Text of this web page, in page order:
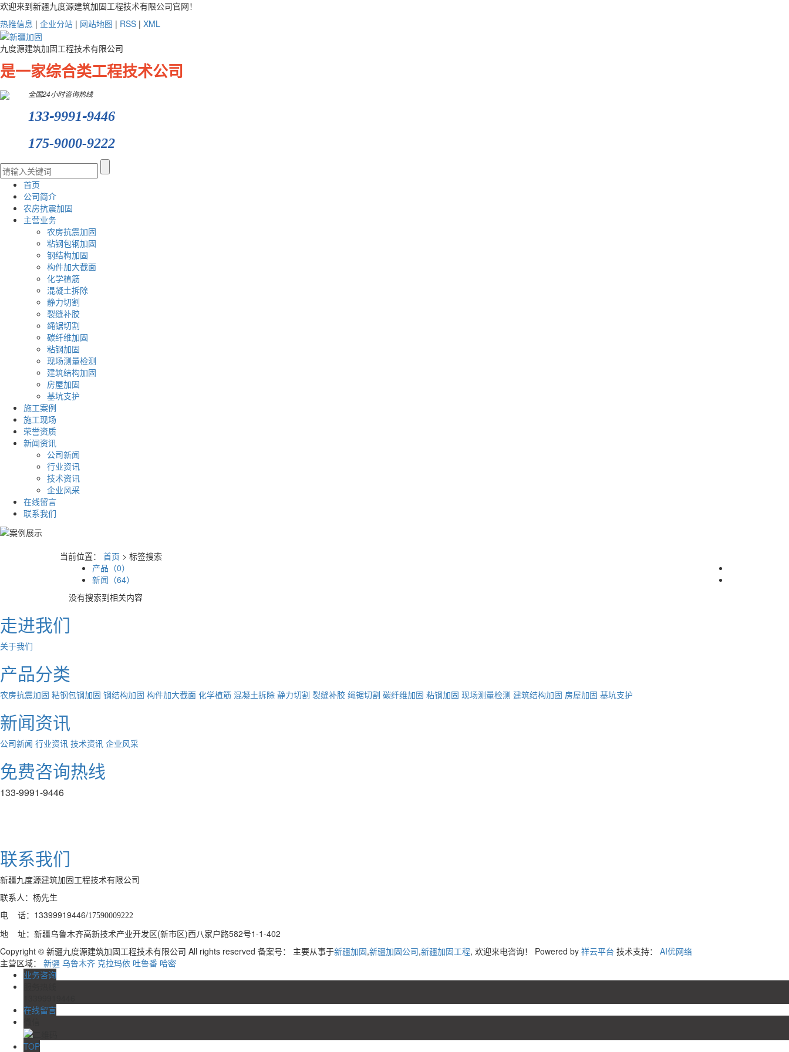
欢迎来到新疆九度源建筑加固工程技术有限公司官网！
热推信息 | 企业分站 | 网站地图 | RSS | XML
九度源建筑加固工程技术有限公司
是一家综合类工程技术公司
全国24小时咨询热线
133-9991-9446
175-9000-9222
首页
公司简介
农房抗震加固
主营业务
农房抗震加固
粘钢包钢加固
钢结构加固
构件加大截面
化学植筋
混凝土拆除
静力切割
裂缝补胶
绳锯切割
碳纤维加固
粘钢加固
现场测量检测
建筑结构加固
房屋加固
基坑支护
施工案例
施工现场
荣誉资质
新闻资讯
公司新闻
行业资讯
技术资讯
企业风采
在线留言
联系我们
当前位置： 首页 > 标签搜索
产品（0）
新闻（64）
没有搜索到相关内容
走进我们
关于我们
产品分类
农房抗震加固 粘钢包钢加固 钢结构加固 构件加大截面 化学植筋 混凝土拆除 静力切割 裂缝补胶 绳锯切割 碳纤维加固 粘钢加固 现场测量检测 建筑结构加固 房屋加固 基坑支护
新闻资讯
公司新闻 行业资讯 技术资讯 企业风采
免费咨询热线
133-9991-9446
联系我们
新疆九度源建筑加固工程技术有限公司
联系人：杨先生
电 话：13399919446/17590009222
地 址：新疆乌鲁木齐高新技术产业开发区(新市区)西八家户路582号1-1-402
Copyright © 新疆九度源建筑加固工程技术有限公司 All rights reserved 备案号： 主要从事于新疆加固,新疆加固公司,新疆加固工程, 欢迎来电咨询！ Powered by 祥云平台 技术支持： AI优网络
主营区域： 新疆 乌鲁木齐 克拉玛依 吐鲁番 哈密
业务咨询
在线留言
TOP